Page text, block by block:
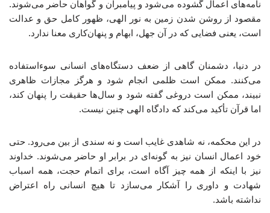
نامه‌های اعمال گشوده می‌شود و پیامبران و گواهان حاضر می‌شوند.
مقصود از روشن شدن زمین به نور الهی، ظهور کامل حق و عدالت
است، یعنی فضایی که در آن جهل، ابهام و پنهان‌کاری معنا ندارد.
در دنیا، دشمنان گاهی از ضعف دستگاه‌های انسانی سوءاستفاده
می‌کنند. ممکن است ظلمی انجام شود و هرگز مجازات ظاهری
نبیند، ممکن است دروغی گفته شود و سال‌ها حقیقت را پنهان کند،
اما قرآن تأکید می‌کند که دادگاه الهی چنین نیست.
در این محکمه، نه شاهدی غایب است و نه سندی از بین می‌رود. حتی
خود اعمال انسان نیز به گونه‌ای در برابر او حاضر می‌شوند. خداوند
نیز با اینکه از همه چیز آگاه است، برای اتمام حجت، همه اسباب
شهادت و داوری را آشکار می‌سازد تا هیچ انسانی راه اعتراض
نداشته باشد.